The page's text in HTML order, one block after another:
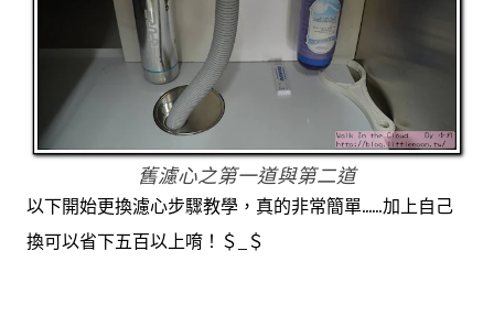
舊濾心之第一道與第二道
以下開始更換濾心步驟教學，真的非常簡單......加上自己
換可以省下五百以上唷！＄_＄